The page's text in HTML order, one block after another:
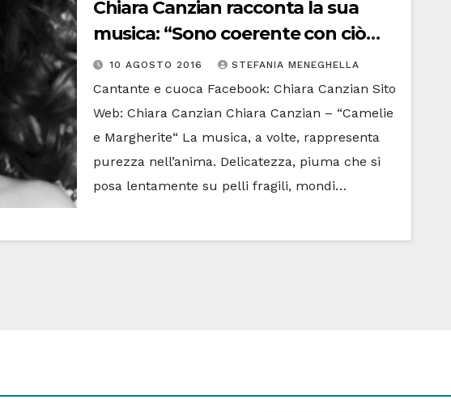
Chiara Canzian racconta la sua
musica: “Sono coerente con ciò
che sento”
10 AGOSTO 2016 STEFANIA MENEGHELLA
Cantante e cuoca Facebook: Chiara Canzian Sito
Web: Chiara Canzian Chiara Canzian – “Camelie
e Margherite“ La musica, a volte, rappresenta
purezza nell’anima. Delicatezza, piuma che si
posa lentamente su pelli fragili, mondi…